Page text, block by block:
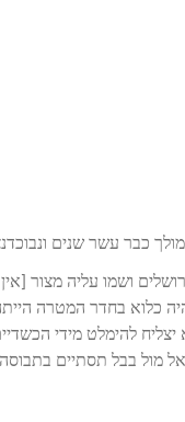
עשר שנים ונבוכדנצר
ושמו עליה מצור
כלוא בחדר המטרה
להימלט מידי
מול בבל תסתיים